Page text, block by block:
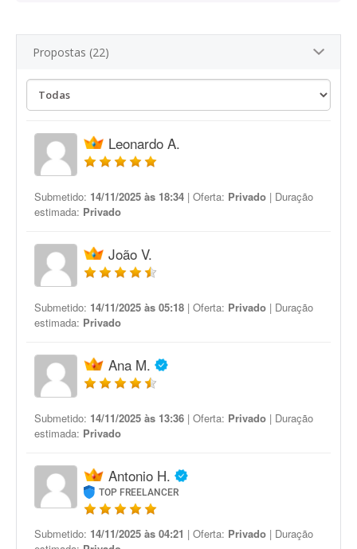
Propostas (22)
Leonardo A.
Submetido: 14/11/2025 às 18:34 | Oferta: Privado | Duração
estimada: Privado
João V.
Submetido: 14/11/2025 às 05:18 | Oferta: Privado | Duração
estimada: Privado
Ana M.
Submetido: 14/11/2025 às 13:36 | Oferta: Privado | Duração
estimada: Privado
Antonio H.
TOP FREELANCER
Submetido: 14/11/2025 às 04:21 | Oferta: Privado | Duração